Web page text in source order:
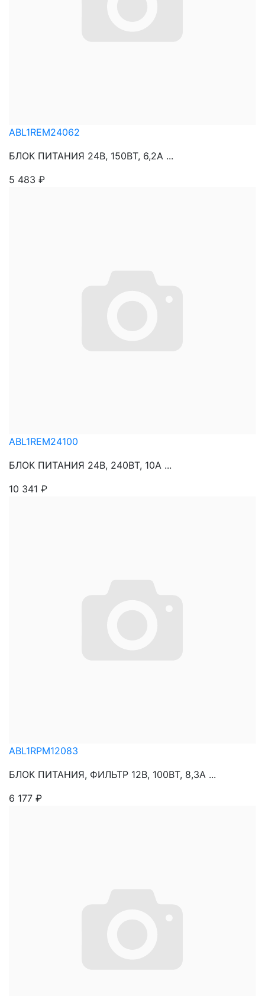
ABL1REM24062
БЛОК ПИТАНИЯ 24В, 150ВТ, 6,2А ...
5 483 ₽
ABL1REM24100
БЛОК ПИТАНИЯ 24В, 240ВТ, 10А ...
10 341 ₽
ABL1RPM12083
БЛОК ПИТАНИЯ, ФИЛЬТР 12В, 100ВТ, 8,3А ...
6 177 ₽